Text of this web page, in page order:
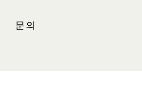
인근 주차장: 북쪽(그린 존)
문의